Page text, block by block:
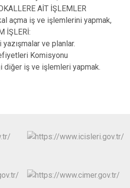
AİT İŞLEMLER
iş ve işlemlerini yapmak,
İŞLERİ:
ve planlar.
Komisyonu
diğer iş ve işlemleri yapmak.